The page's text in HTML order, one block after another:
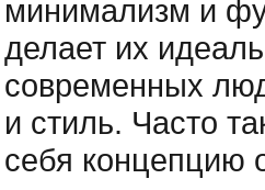
минимализм и
делает их
современных
и стиль. Часто
себя концепцию